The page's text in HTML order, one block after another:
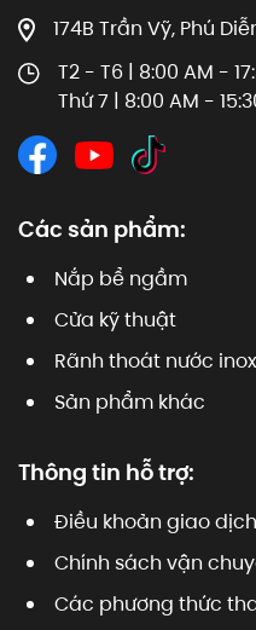
174B Trần Vỹ, Phú
T2 - T6 | 8:00 AM -
Thứ 7 | 8:00 AM -
Các sản phẩm:
Nắp bể ngầm
Cửa kỹ thuật
Rãnh thoát nước inox
Sản phẩm khác
Thông tin hỗ trợ:
Điều khoản giao
Chính sách vận
Các phương thức